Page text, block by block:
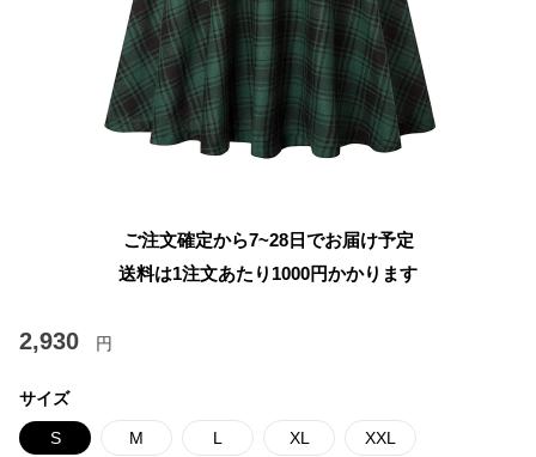
ご注文確定から7~28日でお届け予定
送料は1注文あたり 1000円かかります
2,930 円
サイズ
S M L XL XXL